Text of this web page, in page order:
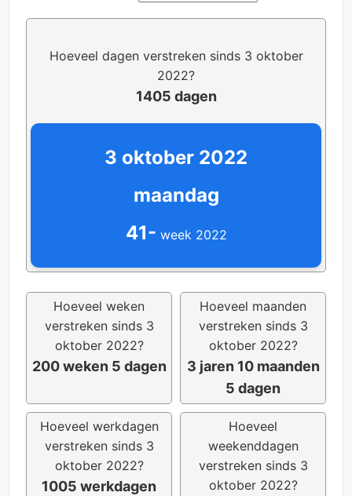
Hoeveel dagen verstreken sinds 3 oktober
2022?
1405 dagen
3 oktober 2022
maandag
41- week 2022
Hoeveel weken
verstreken sinds 3
oktober 2022?
200 weken 5 dagen
Hoeveel maanden
verstreken sinds 3
oktober 2022?
3 jaren 10 maanden
5 dagen
Hoeveel werkdagen
verstreken sinds 3
oktober 2022?
1005 werkdagen
Hoeveel
weekenddagen
verstreken sinds 3
oktober 2022?